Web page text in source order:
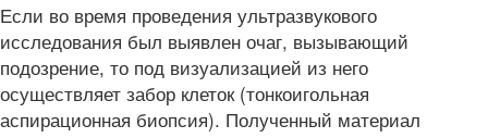
Если во время проведения ультразвукового
исследования был выявлен очаг, вызывающий
подозрение, то под визуализацией из него
осуществляет забор клеток (тонкоигольная
аспирационная биопсия). Полученный материал